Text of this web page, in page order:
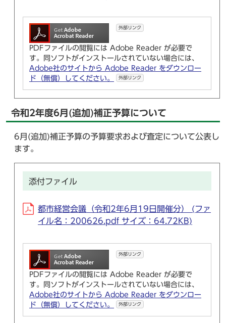
外部リンク
PDFファイルの閲覧には Adobe Reader が必要で
す。同ソフトがインストールされていない場合には、
Adobe社のサイトから Adobe Reader をダウンロー
ド（無償）してください。
外部リンク
令和2年度6月(追加)補正予算について
6月(追加)補正予算の予算要求および査定について公表し
ます。
添付ファイル
都市経営会議（令和2年6月19日開催分） (ファ
イル名：200626.pdf サイズ：64.72KB)
外部リンク
PDFファイルの閲覧には Adobe Reader が必要で
す。同ソフトがインストールされていない場合には、
Adobe社のサイトから Adobe Reader をダウンロー
ド（無償）してください。
外部リンク